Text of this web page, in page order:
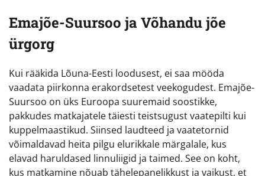
Emajõe-Suursoo ja Võhandu jõe
ürgorg
Kui rääkida Lõuna-Eesti loodusest, ei saa mööda
vaadata piirkonna erakordsetest veekogudest. Emajõe-
Suursoo on üks Euroopa suuremaid soostikke,
pakkudes matkajatele täiesti teistsugust vaatepilti kui
kuppelmaastikud. Siinsed laudteed ja vaatetornid
võimaldavad heita pilgu elurikkale märgalale, kus
elavad haruldased linnuliigid ja taimed. See on koht,
kus matkamine nõuab tähelepanelikkust ja vaikust, et